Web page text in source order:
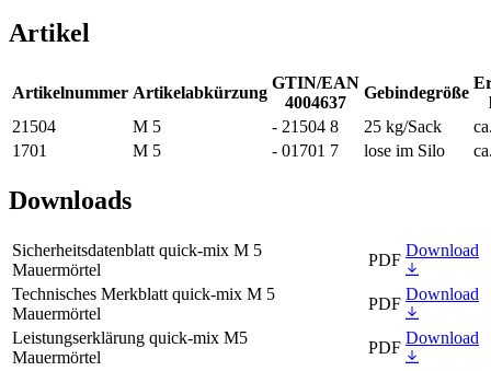
Artikel
Artikelnummer Artikelabkürzung
GTIN/EAN
4004637
Gebindegröße
21504
M 5 - 21504 8 25 kg/Sack
1701
M 5 - 01701 7 lose im Silo
Downloads
Sicherheitsdatenblatt quick-mix M 5
Mauermörtel
PDF
Download
Technisches Merkblatt quick-mix M 5
Mauermörtel
PDF
Download
Leistungserklärung quick-mix M5
Mauermörtel
PDF
Download